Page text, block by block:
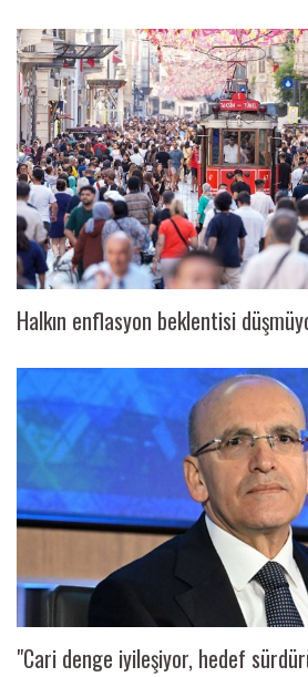
Halkın enflasyon beklentisi
"Cari denge iyileşiyor, hedef